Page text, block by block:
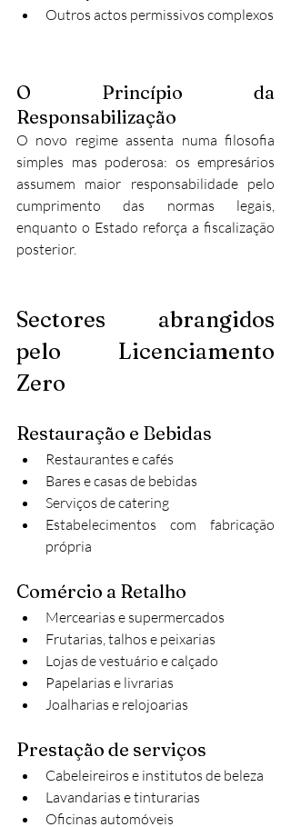
Outros actos permissivos complexos
O Princípio da
Responsabilização
O novo regime assenta numa filosofia
simples mas poderosa: os empresários
assumem maior responsabilidade pelo
cumprimento das normas legais,
enquanto o Estado reforça a fiscalização
posterior.
Sectores abrangidos
pelo Licenciamento
Zero
Restauração e Bebidas
Restaurantes e cafés
Bares e casas de bebidas
Serviços de catering
Estabelecimentos com fabricação
própria
Comércio a Retalho
Mercearias e supermercados
Frutarias, talhos e peixarias
Lojas de vestuário e calçado
Papelarias e livrarias
Joalharias e relojoarias
Prestação de serviços
Cabeleireiros e institutos de beleza
Lavandarias e tinturarias
Oficinas automóveis